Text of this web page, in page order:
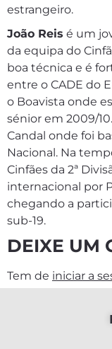
estrangeiro.
João Reis é um
da equipa do
boa técnica e é
entre o CADE do
o Boavista onde
sénior em 2009/
Candal onde foi
Nacional. Na
Cinfães da 2ª
internacional por
chegando a
sub-19.
DEIXE UM
Tem de iniciar a